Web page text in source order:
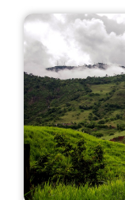
佳，没有手冲来
说论整体层次感
冰滴肯定